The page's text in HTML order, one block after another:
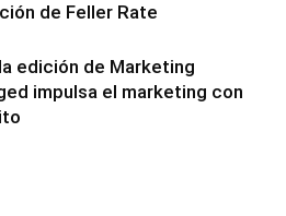
de Feller Rate
edición de Marketing
impulsa el marketing con